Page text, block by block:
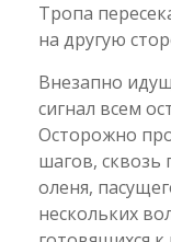
Тропа
на другую
Внезапно
сигнал всем
Осторожно
шагов, сквозь
оленя,
нескольких